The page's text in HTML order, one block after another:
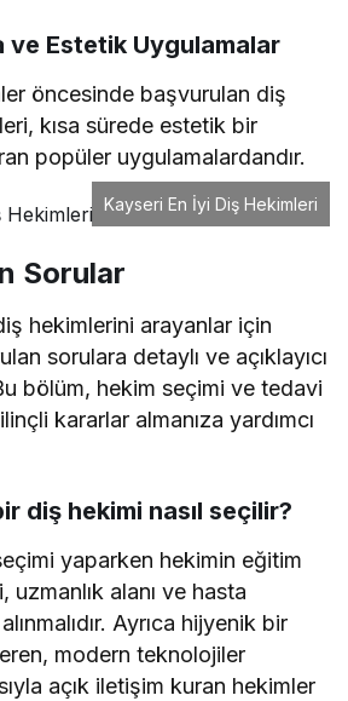
ve Estetik Uygulamalar
öncesinde başvurulan diş
kısa sürede estetik bir
popüler uygulamalardandır.
Kayseri En İyi Diş Hekimleri
Sorular
hekimlerini arayanlar için
sorulara detaylı ve açıklayıcı
bölüm, hekim seçimi ve tedavi
kararlar almanıza yardımcı
diş hekimi nasıl seçilir?
yaparken hekimin eğitim
alanı ve hasta
Ayrıca hijyenik bir
modern teknolojiler
açık iletişim kuran hekimler